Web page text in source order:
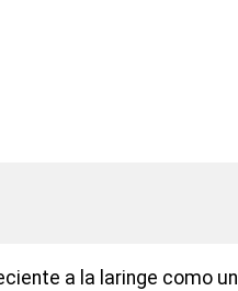
a la laringe como un